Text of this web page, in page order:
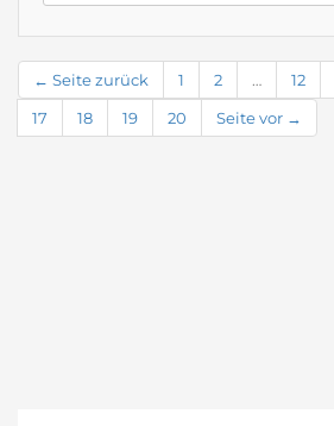
← Seite zurück 1 2 … 12
17
18 19 20 Seite vor →